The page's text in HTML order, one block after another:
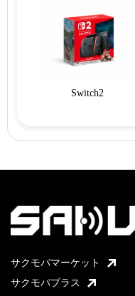
Switch2
サクモバマーケット
サクモバプラス